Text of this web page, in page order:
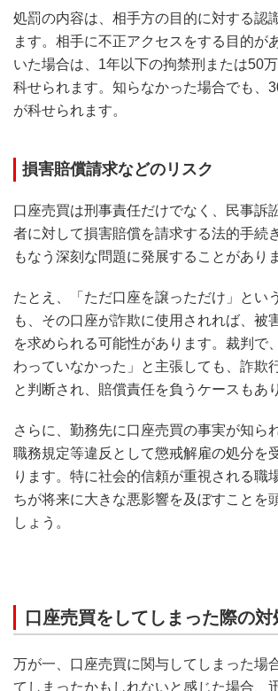
処罰の内容は、相手方の目的に対する認
ます。相手に不正アクセスをする目的が
いた場合は、1年以下の拘禁刑または50
科せられます。知らなかった場合でも、
が科せられます。
損害賠償請求などのリスク
口座売買は刑事責任だけでなく、民事訴
者に対して損害賠償を請求する法的手続
もなう深刻な問題に発展することがあり
たとえ、「ただ口座を譲っただけ」とい
も、その口座が詐欺に使用されれば、被
を求められる可能性があります。裁判で
わっていなかった」と主張しても、詐欺
と判断され、賠償責任を負うケースもあ
さらに、勤務先に口座売買の事実が知ら
職務規定等違反として懲戒解雇の処分を
ります。特に社会的信頼が重視される職
ちが将来に大きな悪影響を及ぼすことを
しょう。
口座売買をしてしまった際の
万が一、口座売買に関与してしまった場
てしまったかもしれないと感じた場合、